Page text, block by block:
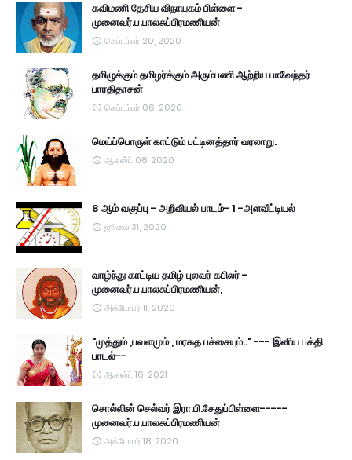
கவிமணி தேசிய விநாயகம் பிள்ளை -
முனைவர்.ப.பாலசுப்பிரமணியன்
செப்டம்பர் 20, 2020
தமிழுக்கும் தமிழர்க்கும் அரும்பணி ஆற்றிய பாவேந்தர்
பாரதிதாசன்
செப்டம்பர் 06, 2020
மெய்ப்பொருள் காட்டும் பட்டினத்தார் வரலாறு.
ஆகஸ்ட் 08, 2020
8 ஆம் வகுப்பு - அறிவியல் பாடம்- 1 -அளவீட்டியல்
ஜூலை 31, 2020
வாழ்ந்து காட்டிய தமிழ் புலவர் கபிலர் -
முனைவர்.ப.பாலசுப்பிரமணியன்,
அக்டோபர் 11, 2020
"முத்தும் ,பவளமும் , மரகத பச்சையும்.." --- இனிய பக்தி
பாடல்--
ஆகஸ்ட் 16, 2021
சொல்லின் செல்வர் இரா.பி.சேதுப்பிள்ளை-----
முனைவர்.ப.பாலசுப்பிரமணியன்
அக்டோபர் 18, 2020